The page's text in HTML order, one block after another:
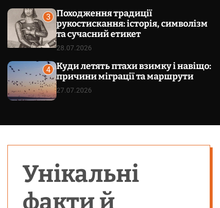
3
Походження традиції
рукостискання: історія, символізм
та сучасний етикет
28.07.2026
4
Куди летять птахи взимку і навіщо:
причини міграції та маршрути
27.07.2026
Унікальні
факти й